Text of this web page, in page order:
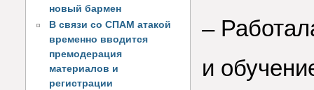
новый бармен
В связи со СПАМ атакой
временно вводится
премодерация
материалов и
регистрации
–
и